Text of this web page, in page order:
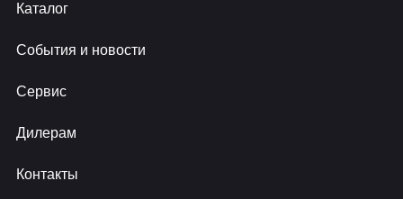
Каталог
События и новости
Сервис
Дилерам
Контакты